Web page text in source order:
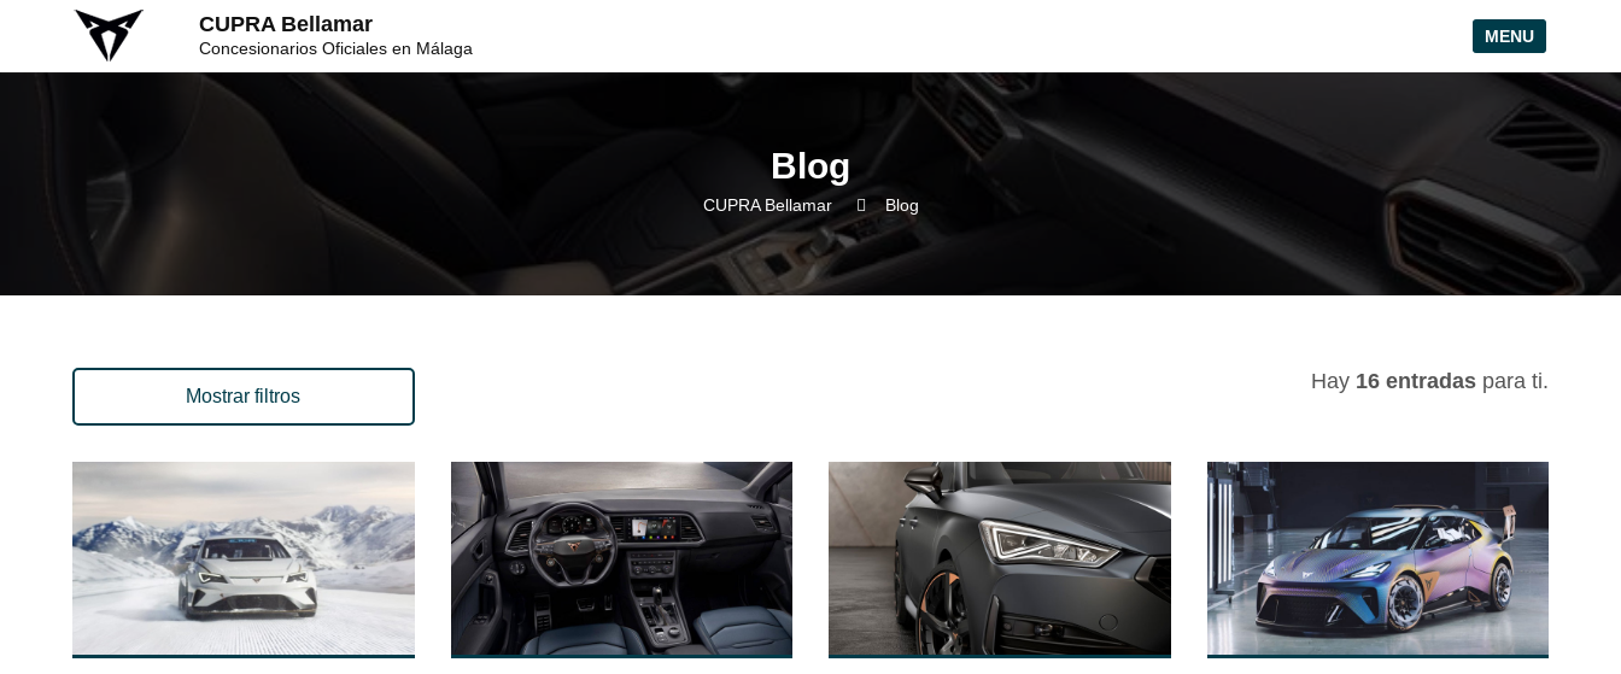
CUPRA Bellamar
Concesionarios Oficiales en Málaga
MENU
Blog
CUPRA Bellamar Blog
Mostrar filtros
Hay 16 entradas para ti.